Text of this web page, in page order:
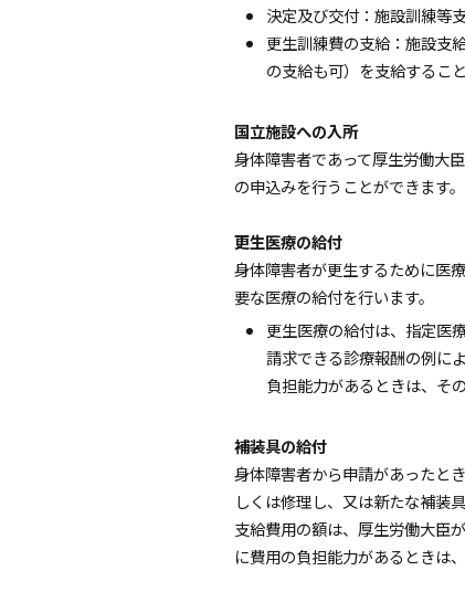
決定及び交付：施設訓練等
更生訓練費の支給：施設支
の支給も可）を支給するこ
国立施設への入所
身体障害者であって厚生労働大
の申込みを行うことができます。
更生医療の給付
身体障害者が更生するために医
要な医療の給付を行います。
更生医療の給付は、指定医
請求できる診療報酬の例に
負担能力があるときは、そ
補装具の給付
身体障害者から申請があったと
しくは修理し、又は新たな補装
支給費用の額は、厚生労働大臣
に費用の負担能力があるときは